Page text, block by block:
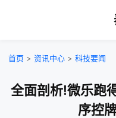
首页 > 资讯中心 > 科技要闻
全面剖析!微乐跑
序控